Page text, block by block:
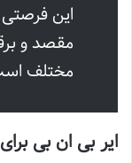
این فرصتی
مقصد و
مختلف
ایر بی ان بی